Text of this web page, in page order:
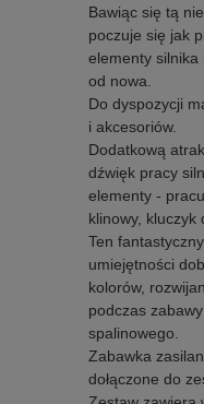
Bawiąc się tą
poczuje się jak
elementy silnika
od nowa.
Do dyspozycji
i akcesoriów.
Dodatkową
dźwięk pracy
elementy -
klinowy, kluczyk
Ten
umiejętności
kolorów,
podczas
spalinowego.
Zabawka
dołączone do